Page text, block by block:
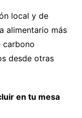
local y de
alimentario más
carbono
desde otras
en tu mesa